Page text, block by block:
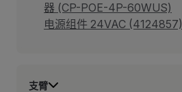
器 (CP-POE-4P-60WUS)
电源组件 24VAC (4124857)
支臂